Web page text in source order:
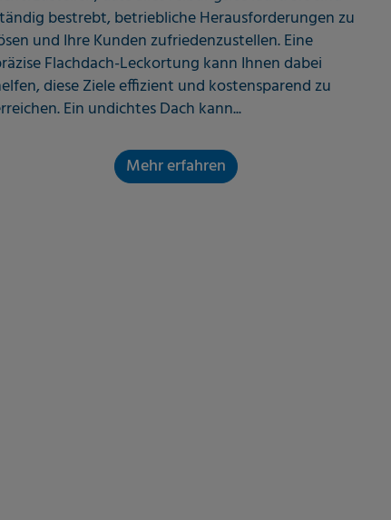
bestrebt, betriebliche Herausforderungen zu
und Ihre Kunden zufriedenzustellen. Eine
Flachdach-Leckortung kann Ihnen dabei
diese Ziele effizient und kostensparend zu
Ein undichtes Dach kann...
Mehr erfahren